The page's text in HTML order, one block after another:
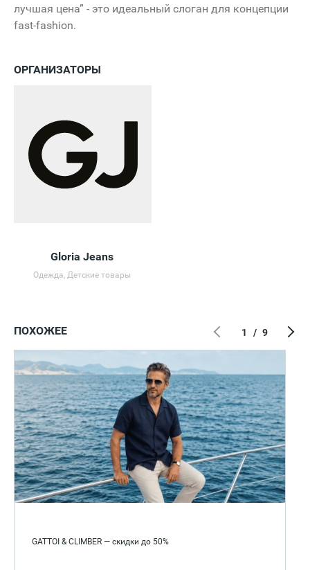
лучшая цена” - это идеальный слоган для концепции
fast-fashion.
ОРГАНИЗАТОРЫ
Gloria Jeans
Одежда, Детские товары
ПОХОЖЕЕ
GATTOI & CLIMBER — скидки до 50%
1 / 9